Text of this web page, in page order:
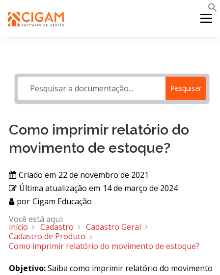
para
Menu
PORTAL WEB MOBILE SUPORTE Pesquisar
Como imprimir relatório do
movimento de estoque?
Criado em 22 de novembro de 2021
Última atualização em 14 de março de 2024
por Cigam Educação
Você está aqui:
início Cadastro
Cadastro Geral
Cadastro de Produto
Como imprimir relatório do movimento de estoque?
Objetivo:Saiba como imprimir relatório do movimento